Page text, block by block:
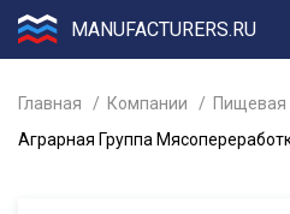
MANUFACTURERS.RU
Главная Компании
Пищевая
Аграрная Группа